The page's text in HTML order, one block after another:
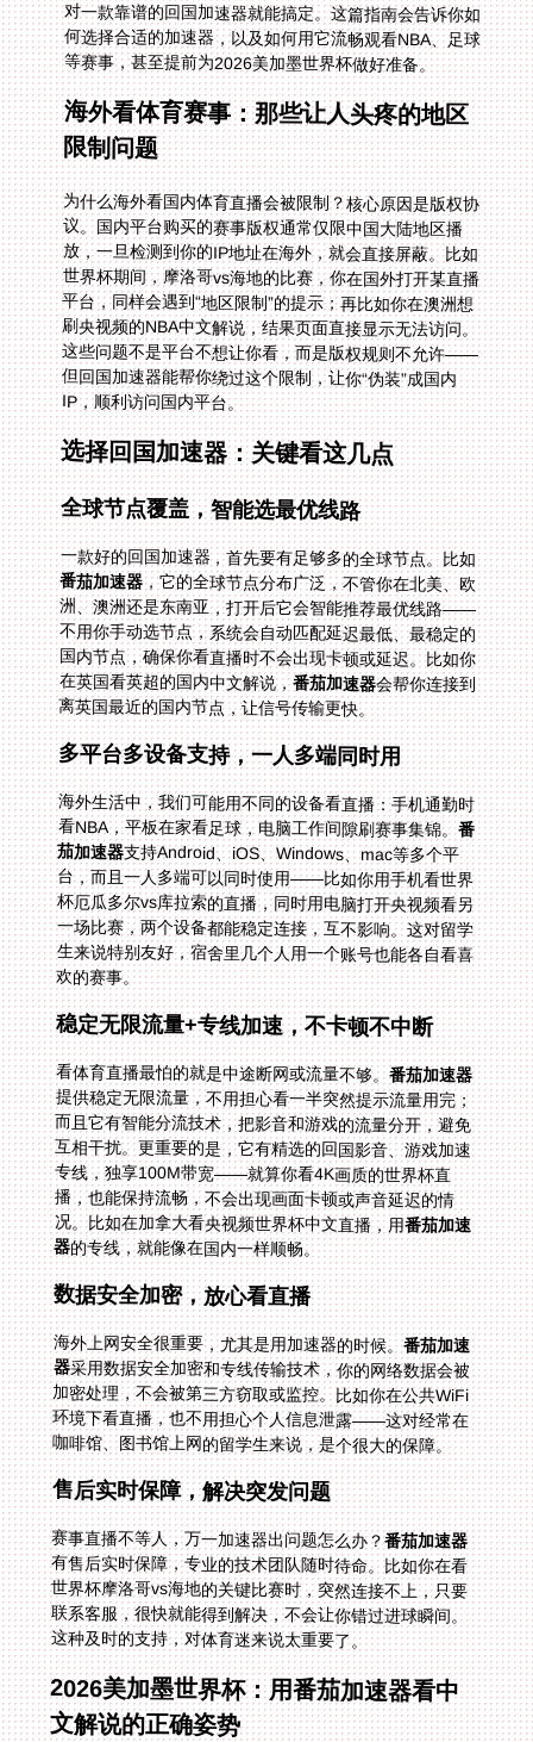
等赛事，甚至提前为2026美加墨世界杯做好准备。
海外看体育赛事：那些让人头疼的地区
限制问题
为什么海外看国内体育直播会被限制？核心原因是版权协
议。国内平台购买的赛事版权通常仅限中国大陆地区播
放，一旦检测到你的IP地址在海外，就会直接屏蔽。比如
世界杯期间，摩洛哥vs海地的比赛，你在国外打开某直播
平台，同样会遇到“地区限制”的提示；再比如你在澳洲想
刷央视频的NBA中文解说，结果页面直接显示无法访问。
这些问题不是平台不想让你看，而是版权规则不允许——
但回国加速器能帮你绕过这个限制，让你“伪装”成国内
IP，顺利访问国内平台。
选择回国加速器：关键看这几点
全球节点覆盖，智能选最优线路
一款好的回国加速器，首先要有足够多的全球节点。比如
番茄加速器，它的全球节点分布广泛，不管你在北美、欧
洲、澳洲还是东南亚，打开后它会智能推荐最优线路——
不用你手动选节点，系统会自动匹配延迟最低、最稳定的
国内节点，确保你看直播时不会出现卡顿或延迟。比如你
在英国看英超的国内中文解说，番茄加速器会帮你连接到
离英国最近的国内节点，让信号传输更快。
多平台多设备支持，一人多端同时用
海外生活中，我们可能用不同的设备看直播：手机通勤时
看NBA，平板在家看足球，电脑工作间隙刷赛事集锦。番
茄加速器支持Android、iOS、Windows、mac等多个平
台，而且一人多端可以同时使用——比如你用手机看世界
杯厄瓜多尔vs库拉索的直播，同时用电脑打开央视频看另
一场比赛，两个设备都能稳定连接，互不影响。这对留学
生来说特别友好，宿舍里几个人用一个账号也能各自看喜
欢的赛事。
稳定无限流量+专线加速，不卡顿不中断
看体育直播最怕的就是中途断网或流量不够。番茄加速器
提供稳定无限流量，不用担心看一半突然提示流量用完；
而且它有智能分流技术，把影音和游戏的流量分开，避免
互相干扰。更重要的是，它有精选的回国影音、游戏加速
专线，独享100M带宽——就算你看4K画质的世界杯直
播，也能保持流畅，不会出现画面卡顿或声音延迟的情
况。比如在加拿大看央视频世界杯中文直播，用番茄加速
器的专线，就能像在国内一样顺畅。
数据安全加密，放心看直播
海外上网安全很重要，尤其是用加速器的时候。番茄加速
器采用数据安全加密和专线传输技术，你的网络数据会被
加密处理，不会被第三方窃取或监控。比如你在公共WiFi
环境下看直播，也不用担心个人信息泄露——这对经常在
咖啡馆、图书馆上网的留学生来说，是个很大的保障。
售后实时保障，解决突发问题
赛事直播不等人，万一加速器出问题怎么办？番茄加速器
有售后实时保障，专业的技术团队随时待命。比如你在看
世界杯摩洛哥vs海地的关键比赛时，突然连接不上，只要
联系客服，很快就能得到解决，不会让你错过进球瞬间。
这种及时的支持，对体育迷来说太重要了。
2026美加墨世界杯：用番茄加速器看中
文解说的正确姿势